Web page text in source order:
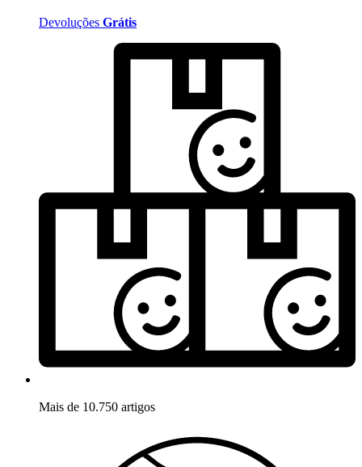
Devoluções Grátis
Mais de 10.750 artigos